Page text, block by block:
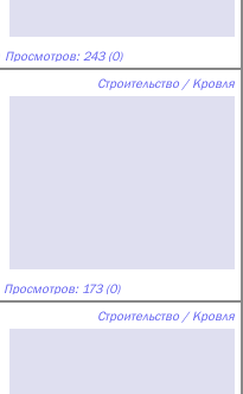
Просмотров: 243 (0)
Строительство / Кровля
Просмотров: 173 (0)
Строительство / Кровля